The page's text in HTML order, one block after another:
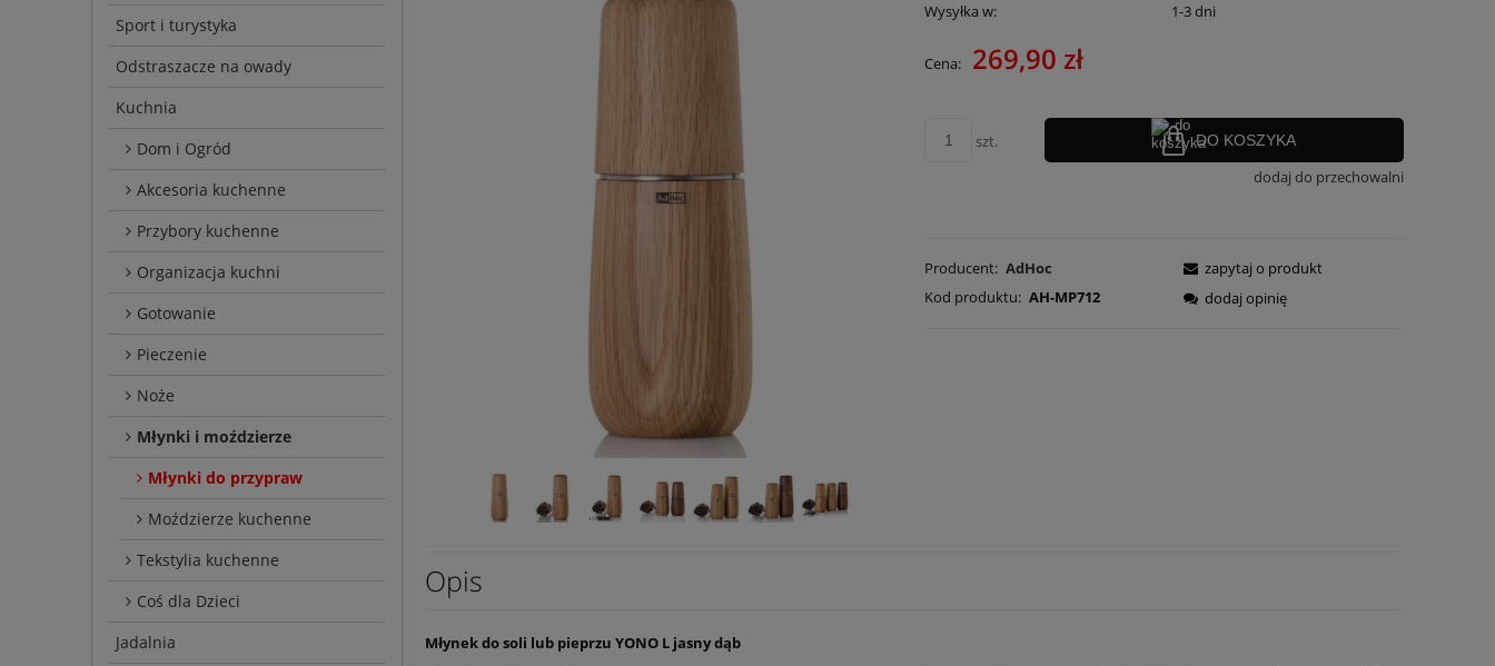
Sport i turystyka
Odstraszacze na owady
Kuchnia
Dom i Ogród
Akcesoria kuchenne
Przybory kuchenne
Organizacja kuchni
Gotowanie
Pieczenie
Noże
Młynki i moździerze
Młynki do przypraw
Moździerze kuchenne
Tekstylia kuchenne
Coś dla Dzieci
Jadalnia
Wysyłka w: 1-3 dni
Cena: 269,90 zł
szt. DO KOSZYKA
dodaj do przechowalni
Producent: AdHoc
Kod produktu: AH-MP712
zapytaj o produkt
dodaj opinię
Opis
Młynek do soli lub pieprzu YONO L jasny dąb